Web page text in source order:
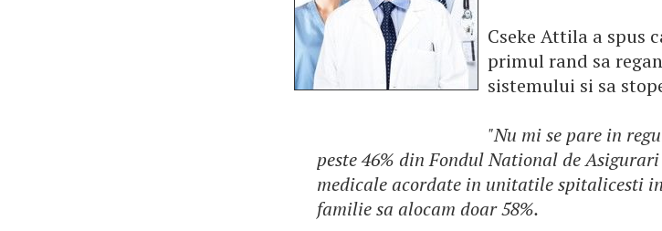
Cseke Attila a spus
primul rand sa
sistemului si sa
"Nu mi se pare in
peste 46% din Fondul National de
medicale acordate in unitatile spitalicesti
familie sa alocam doar 58%.